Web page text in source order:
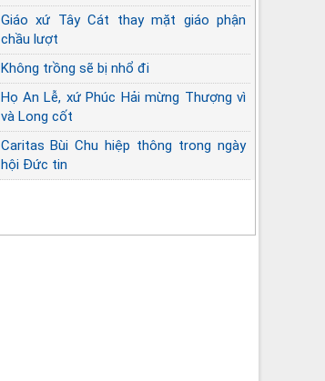
Giáo xứ Tây Cát thay mặt giáo phận
chầu lượt
Không trồng sẽ bị nhổ đi
Họ An Lễ, xứ Phúc Hải mừng Thượng vì
và Long cốt
Caritas Bùi Chu hiệp thông trong ngày
hội Đức tin